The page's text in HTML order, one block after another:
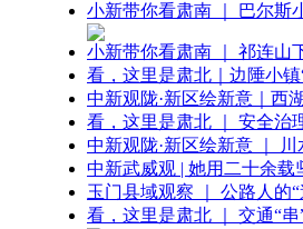
小新带你看肃南 ｜ 巴尔斯
小新带你看肃南 ｜ 祁连山
看，这里是肃北｜边陲小镇
中新观陇·新区绘新意｜西
看，这里是肃北 ｜ 安全治
中新观陇·新区绘新意 ｜
中新武威观 | 她用二十余载
玉门县域观察 ｜ 公路人的
看，这里是肃北 ｜ 交通“